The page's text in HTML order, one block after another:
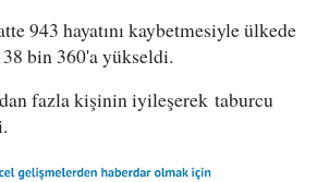
943 hayatını kaybetmesiyle ülkede
bin 360'a yükseldi.
fazla kişinin iyileşerek taburcu